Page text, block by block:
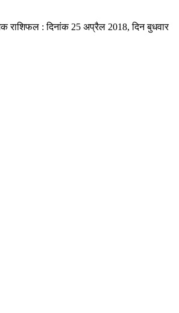
राशिफल : दिनांक 25 अप्रैल 2018, दिन बुधवार